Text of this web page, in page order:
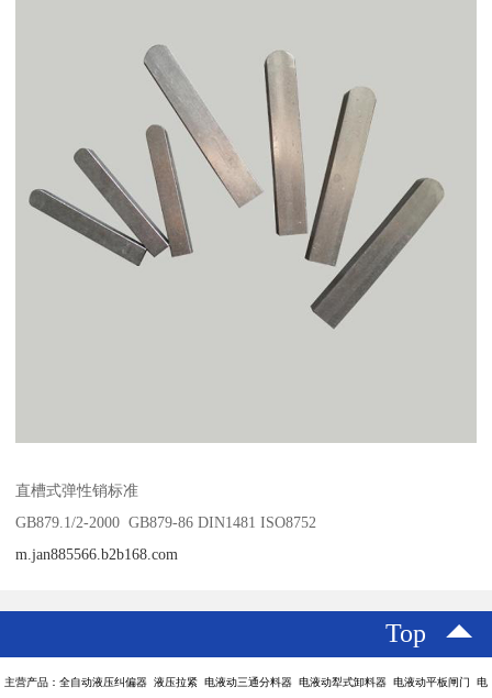
直槽式弹性销标准
GB879.1/2-2000 GB879-86 DIN1481 ISO8752
m.jan885566.b2b168.com
Top
主营产品：全自动液压纠偏器 液压拉紧 电液动三通分料器 电液动犁式卸料器 电液动平板闸门 电